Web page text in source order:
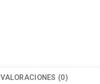
VALORACIONES (0)